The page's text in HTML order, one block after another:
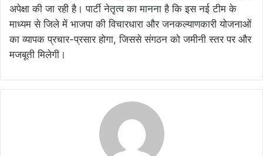
अपेक्षा की जा रही है। पार्टी नेतृत्व का मानना है कि इस नई टीम के
माध्यम से जिले में भाजपा की विचारधारा और जनकल्याणकारी योजनाओं
का व्यापक प्रचार-प्रसार होगा, जिससे संगठन को जमीनी स्तर पर और
मजबूती मिलेगी।